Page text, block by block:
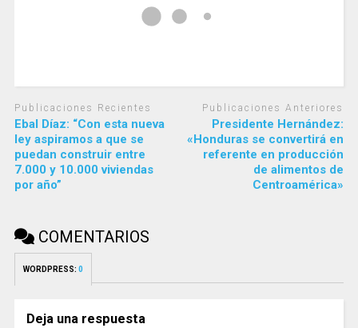
Publicaciones Recientes
Ebal Díaz: “Con esta nueva
ley aspiramos a que se
puedan construir entre
7.000 y 10.000 viviendas
por año”
Publicaciones Anteriores
Presidente Hernández:
«Honduras se convertirá en
referente en producción
de alimentos de
Centroamérica»
COMENTARIOS
WORDPRESS: 0
Deja una respuesta